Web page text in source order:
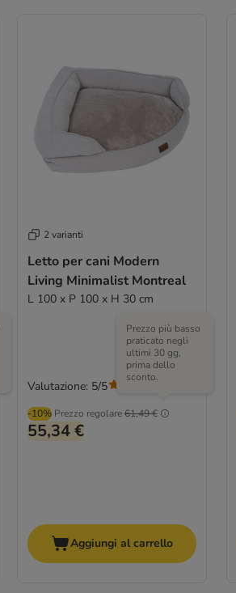
2 varianti
Letto per cani Modern
Living Minimalist Montreal
L 100 x P 100 x H 30 cm
-10% Prezzo regolare61,49 €
Prezzo più basso
praticato negli
ultimi 30 gg,
prima dello
sconto.
55,34 €
Valutazione: 5/5
Aggiungi al carrello